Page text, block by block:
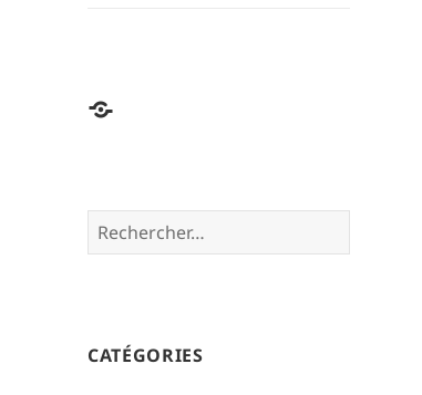
Factuel
Rechercher :
CATÉGORIES